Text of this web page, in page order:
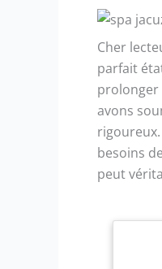
Cher
parfait
prolonger
avons
besoins
peut